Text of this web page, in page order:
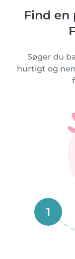
Find
Søger du
hurtigt og
1